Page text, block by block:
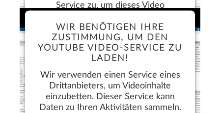
Service zu, um dieses Video
Mehr Informationen
WIR BENÖTIGEN IHRE
ZUSTIMMUNG, UM DEN
YOUTUBE VIDEO-SERVICE ZU
LADEN!
Wir verwenden einen Service eines
Drittanbieters, um Videoinhalte
einzubetten. Dieser Service kann
Daten zu Ihren Aktivitäten sammeln.